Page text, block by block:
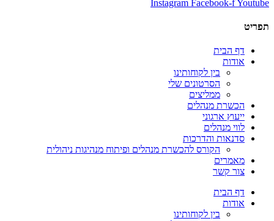
Instagram Facebook-fYoutube
תפריט
דף הבית
אודות
בין לקוחותינו
הסרטונים שלי
ממליצים
הכשרת מנהלים
ייעוץ ארגוני
לווי מנהלים
סדנאות והדרכות
הקורס להכשרת מנהלים ופיתוח מנהיגות ניהולית
מאמרים
צור קשר
דף הבית
אודות
בין לקוחותינו